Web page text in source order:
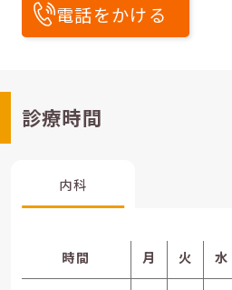
電話をかける
診療時間
内科
時間 月 火 水